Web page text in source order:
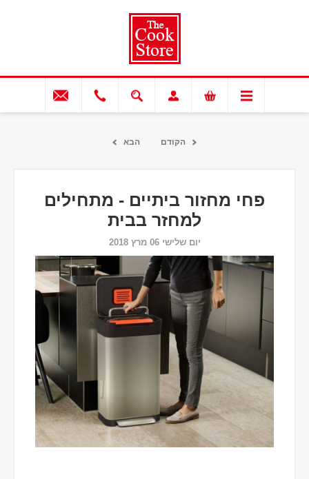
הקודם הבא
פחי מחזור ביתיים - מתחילים
למחזר בבית
יום שלישי 06 מרץ 2018